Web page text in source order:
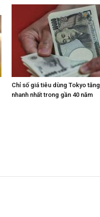
Chỉ số giá tiêu dùng Tokyo tăng
nhanh nhất trong gần 40 năm